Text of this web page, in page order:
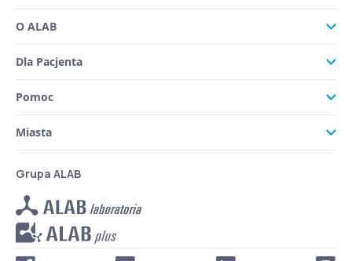
O ALAB
Dla Pacjenta
Pomoc
Miasta
Grupa ALAB